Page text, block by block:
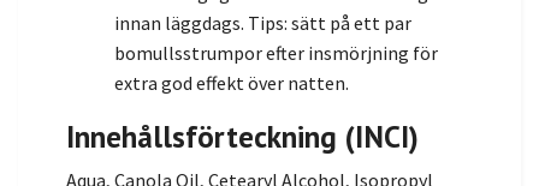
innan läggdags. Tips: sätt på ett par
bomullsstrumpor efter insmörjning för
extra god effekt över natten.
Innehållsförteckning (INCI)
Aqua, Canola Oil, Cetearyl Alcohol, Isopropyl